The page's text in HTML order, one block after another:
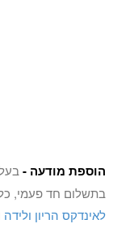
הוספת מודעה -
בתשלום חד פעמי,
לאינדקס הריון ולידה